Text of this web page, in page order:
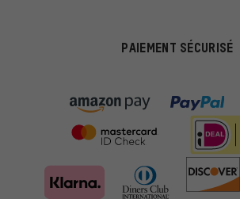
PAIEMENT SÉCURISÉ